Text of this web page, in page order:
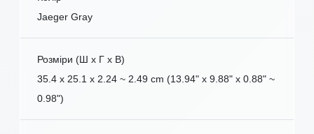
Jaeger Gray
Розміри (Ш x Г x В)
35.4 x 25.1 x 2.24 ~ 2.49 cm (13.94" x 9.88" x 0.88" ~
0.98")